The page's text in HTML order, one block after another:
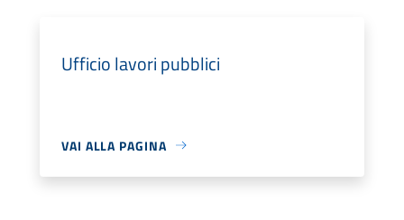
Ufficio lavori pubblici
VAI ALLA PAGINA